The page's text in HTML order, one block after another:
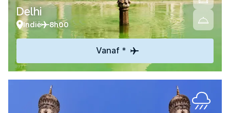
Delhi
Indië 8h00
Vanaf *